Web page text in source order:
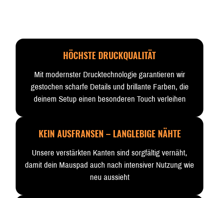
HÖCHSTE DRUCKQUALITÄT
Mit modernster Drucktechnologie garantieren wir
gestochen scharfe Details und brillante Farben, die
deinem Setup einen besonderen Touch verleihen
KEIN AUSFRANSEN – LANGLEBIGE NÄHTE
Unsere verstärkten Kanten sind sorgfältig vernäht,
damit dein Mauspad auch nach intensiver Nutzung wie
neu aussieht